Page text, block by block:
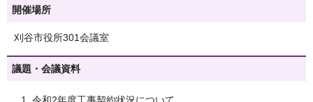
開催場所
刈谷市役所301会議室
議題・会議資料